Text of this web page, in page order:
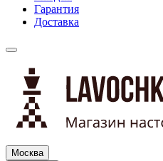
Гарантия
Доставка
Москва